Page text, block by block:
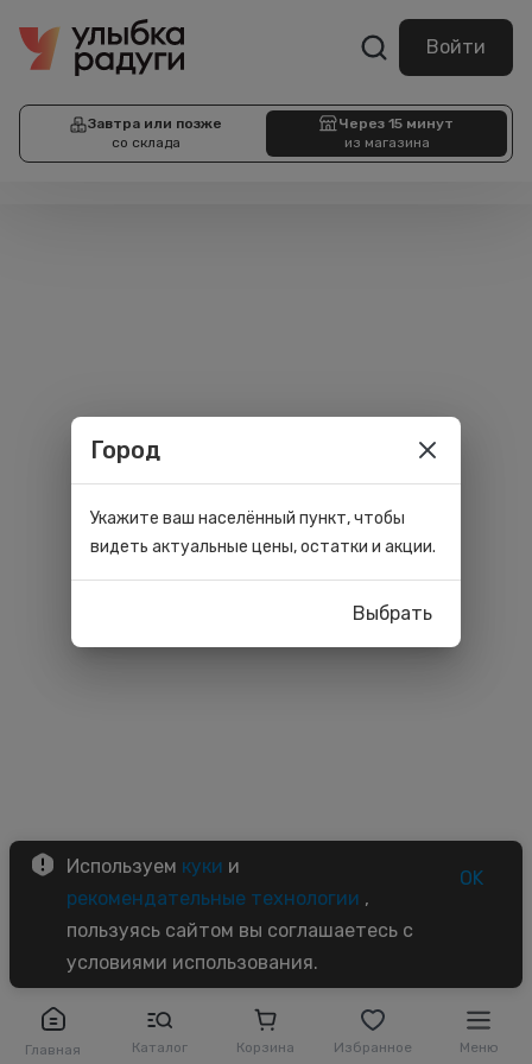
Войти
Завтра или позже
со склада
Через 15 минут
из магазина
Главная Каталог Корзина Избранное Меню
Используем куки и
рекомендательные технологии ,
пользуясь сайтом вы соглашаетесь с
условиями использования.
OK
Город
Укажите ваш населённый пункт, чтобы
видеть актуальные цены, остатки и акции.
Выбрать